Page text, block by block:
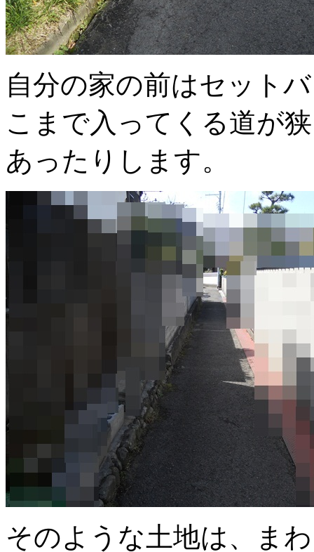
自分の家の前はセット
こまで入ってくる道が
あったりします。
そのような土地は、ま